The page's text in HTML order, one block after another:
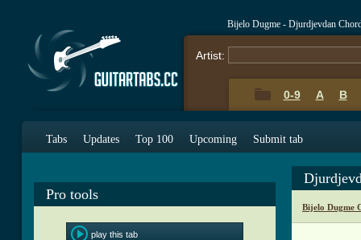
Bijelo Dugme - Djurdjevdan
Artist:
0-9 A B
Tabs Updates Top 100 Upcoming Submit tab
Pro tools
play this tab
Bijelo Dugme